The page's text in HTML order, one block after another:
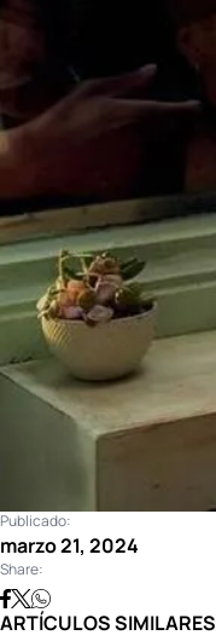
Publicado:
marzo 21, 2024
Share:
ARTÍCULOS SIMILARES